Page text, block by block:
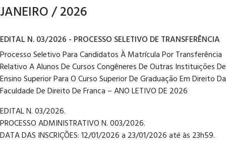
JANEIRO / 2026
EDITAL N. 03/2026 - PROCESSO SELETIVO DE TRANSFERÊNCIA
Processo Seletivo Para Candidatos À Matrícula Por Transferência
Relativo A Alunos De Cursos Congêneres De Outras Instituições De
Ensino Superior Para O Curso Superior De Graduação Em Direito Da
Faculdade De Direito De Franca – ANO LETIVO DE 2026
EDITAL N. 03/2026.
PROCESSO ADMINISTRATIVO N. 003/2026.
DATA DAS INSCRIÇÕES: 12/01/2026 a 23/01/2026 até às 23h59.